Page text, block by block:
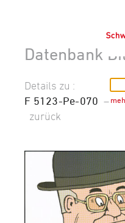
Datenbank
Details zu :
F 5123-Pe-070 –
zurück